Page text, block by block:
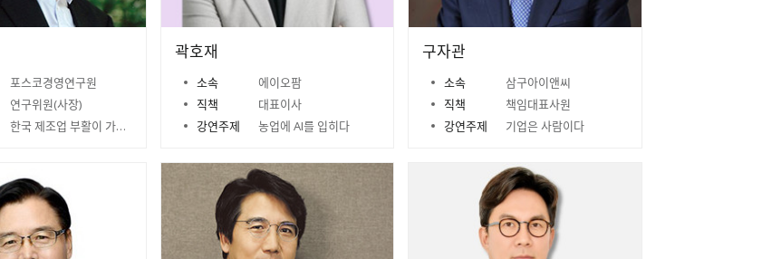
포스코경영연구원
연구위원(사장)
한국 제조업 부활이 가능한가?
곽호재
소속
에이오팜
직책
대표이사
강연주제
농업에 AI를 입히다
구자관
소속
삼구아이앤씨
직책
책임대표사원
강연주제
기업은 사람이다